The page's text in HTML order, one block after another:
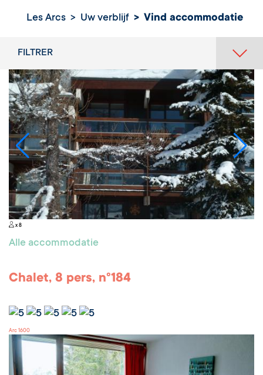
Les Arcs Uw verblijf Vind accommodatie
Vind
FILTRER
x 8
Alle accommodatie
Chalet, 8 pers, n°184
Arc 1600